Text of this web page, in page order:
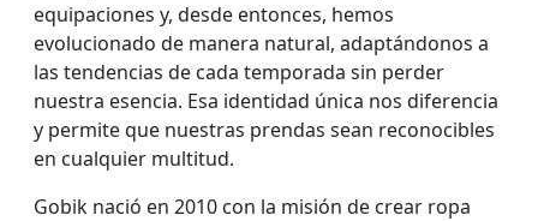
equipaciones y, desde entonces, hemos
evolucionado de manera natural, adaptándonos a
las tendencias de cada temporada sin perder
nuestra esencia. Esa identidad única nos diferencia
y permite que nuestras prendas sean reconocibles
en cualquier multitud.
Gobik nació en 2010 con la misión de crear ropa